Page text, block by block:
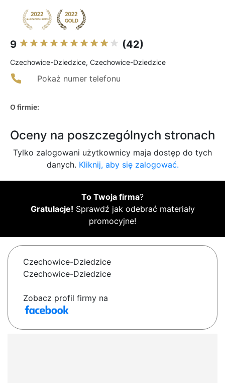
9 (42)
Czechowice-Dziedzice, Czechowice-Dziedzice
Pokaż numer telefonu
O firmie:
Oceny na poszczególnych stronach
Tylko zalogowani użytkownicy maja dostęp do tych
danych. Kliknij, aby się zalogować.
To Twoja firma?
Gratulacje! Sprawdź jak odebrać materiały
promocyjne!
Czechowice-Dziedzice
Czechowice-Dziedzice
Zobacz profil firmy na